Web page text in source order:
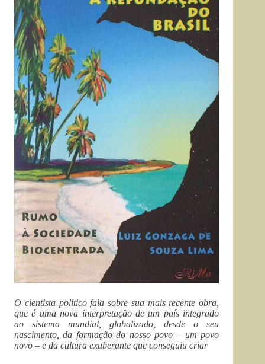
O cientista político fala sobre sua mais recente obra,
que é uma nova interpretação de um país integrado
ao sistema mundial, globalizado, desde o seu
nascimento, da formação do nosso povo – um povo
novo – e da cultura exuberante que conseguiu criar